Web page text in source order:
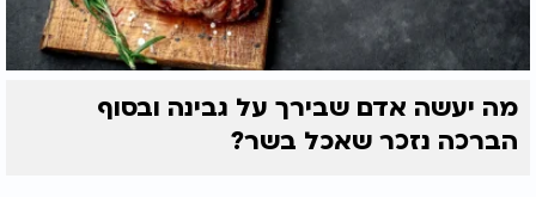
מה יעשה אדם שבירך על גבינה ובסוף
הברכה נזכר שאכל בשר?